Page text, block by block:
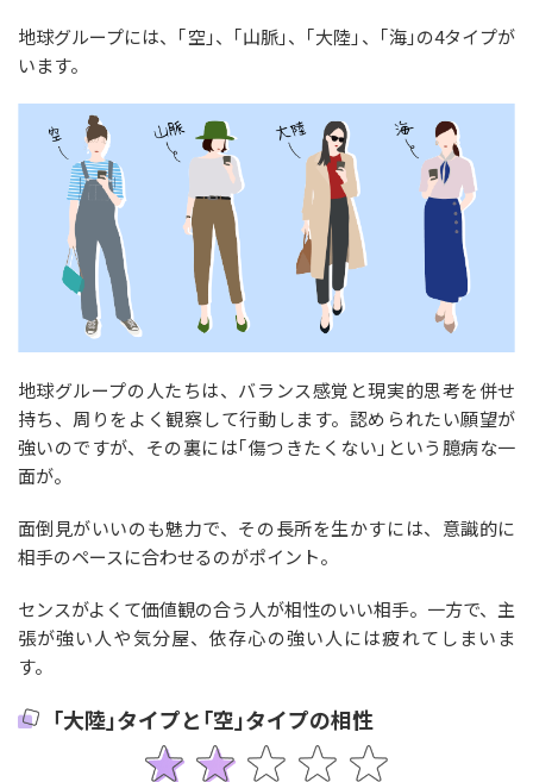
地球グループには、｢空｣、｢山脈｣、｢大陸｣、｢海｣の4タイプが
います。
地球グループの人たちは、バランス感覚と現実的思考を併せ
持ち、周りをよく観察して行動します。認められたい願望が
強いのですが、その裏には｢傷つきたくない｣という臆病な一
面が。
面倒見がいいのも魅力で、その長所を生かすには、意識的に
相手のペースに合わせるのがポイント。
センスがよくて価値観の合う人が相性のいい相手。一方で、主
張が強い人や気分屋、依存心の強い人には疲れてしまいま
す。
｢大陸｣タイプと｢空｣タイプの相性